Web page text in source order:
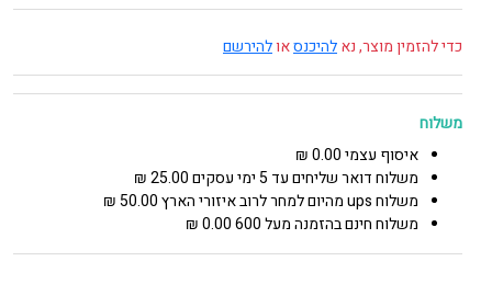
כדי להזמין מוצר, נאלהיכנסאולהירשם
משלוח
איסוף עצמי 0.00 ₪
משלוח דואר שליחים עד 5 ימי עסקים 25.00 ₪
משלוח ups מהיום למחר לרוב איזורי הארץ 50.00 ₪
משלוח חינם בהזמנה מעל 600 0.00 ₪